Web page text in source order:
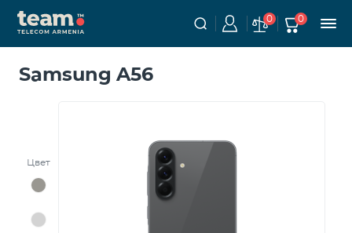
0 0
Samsung A56
Цвет